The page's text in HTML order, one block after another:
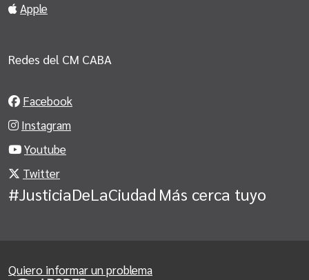
Apple
Redes del CM CABA
Facebook
Instagram
Youtube
Twitter
#JusticiaDeLaCiudad Más cerca tuyo
Quiero informar un problema